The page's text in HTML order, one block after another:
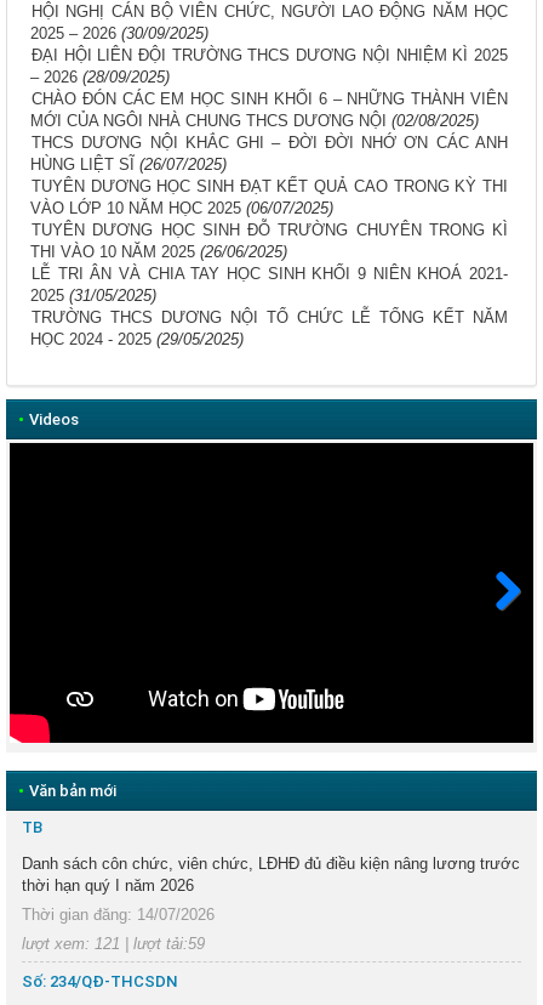
HỘI NGHỊ CÁN BỘ VIÊN CHỨC, NGƯỜI LAO ĐỘNG NĂM HỌC
2025 – 2026 (30/09/2025)
ĐẠI HỘI LIÊN ĐỘI TRƯỜNG THCS DƯƠNG NỘI NHIỆM KÌ 2025
– 2026 (28/09/2025)
CHÀO ĐÓN CÁC EM HỌC SINH KHỐI 6 – NHỮNG THÀNH VIÊN
MỚI CỦA NGÔI NHÀ CHUNG THCS DƯƠNG NỘI (02/08/2025)
THCS DƯƠNG NỘI KHẮC GHI – ĐỜI ĐỜI NHỚ ƠN CÁC ANH
HÙNG LIỆT SĨ (26/07/2025)
TUYÊN DƯƠNG HỌC SINH ĐẠT KẾT QUẢ CAO TRONG KỲ THI
VÀO LỚP 10 NĂM HỌC 2025 (06/07/2025)
TUYÊN DƯƠNG HỌC SINH ĐỖ TRƯỜNG CHUYÊN TRONG KÌ
THI VÀO 10 NĂM 2025 (26/06/2025)
LỄ TRI ÂN VÀ CHIA TAY HỌC SINH KHỐI 9 NIÊN KHOÁ 2021-
2025 (31/05/2025)
TRƯỜNG THCS DƯƠNG NỘI TỔ CHỨC LỄ TỔNG KẾT NĂM
HỌC 2024 - 2025 (29/05/2025)
• Videos
• Văn bản mới
TB
Danh sách côn chức, viên chức, LĐHĐ đủ điều kiện nâng lương trước
thời hạn quý I năm 2026
Thời gian đăng: 14/07/2026
lượt xem: 121 | lượt tải:59
Số: 234/QĐ-THCSDN